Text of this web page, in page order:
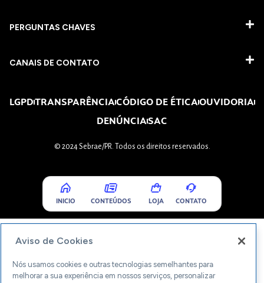
PERGUNTAS CHAVES​
CANAIS DE CONTATO
LGPDTRANSPARÊNCIACÓDIGO DE ÉTICAOUVIDORIA
DENÚNCIASAC
© 2024 Sebrae/PR. Todos os direitos reservados.
INICIO CONTEÚDOS LOJA CONTATO
Aviso de Cookies
Nós usamos cookies e outras tecnologias semelhantes para
melhorar a sua experiência em nossos serviços, personalizar